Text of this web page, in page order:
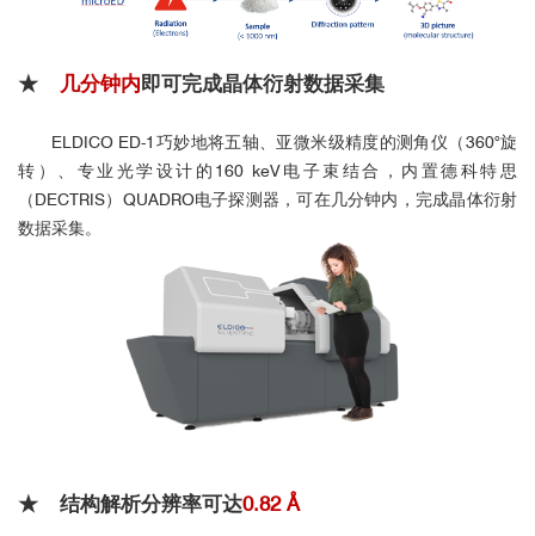
★ 几分钟内 即可完成晶体衍射数据采集
ELDICO ED-1巧妙地将五轴、亚微米级精度的测角仪（360°旋
转）、专业光学设计的160 keV电子束结合，内置德科特思
（DECTRIS）QUADRO电子探测器，可在几分钟内，完成晶体衍射
数据采集。
★ 结构解析分辨率可达0.82 Å